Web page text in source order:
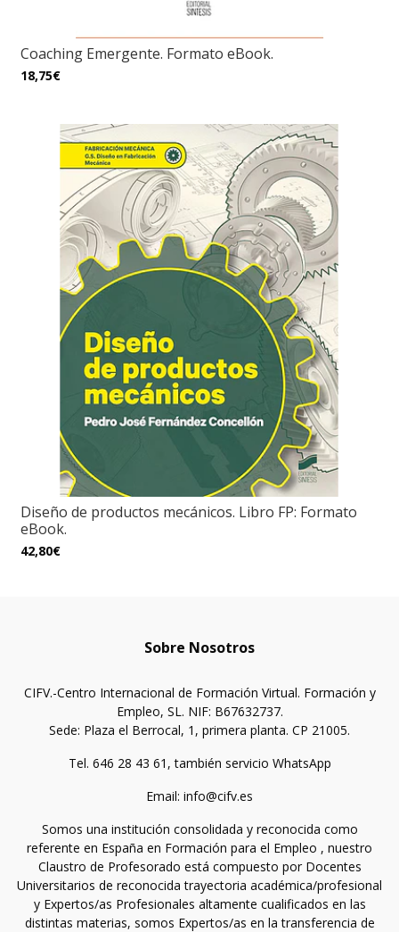
Coaching Emergente. Formato eBook.
18,75€
Diseño de productos mecánicos. Libro FP: Formato
eBook.
42,80€
Sobre Nosotros
CIFV.-Centro Internacional de Formación Virtual. Formación y
Empleo, SL. NIF: B67632737.
Sede: Plaza el Berrocal, 1, primera planta. CP 21005.
Tel. 646 28 43 61, también servicio WhatsApp
Email: info@cifv.es
Somos una institución consolidada y reconocida como
referente en España en Formación para el Empleo , nuestro
Claustro de Profesorado está compuesto por Docentes
Universitarios de reconocida trayectoria académica/profesional
y Expertos/as Profesionales altamente cualificados en las
distintas materias, somos Expertos/as en la transferencia de